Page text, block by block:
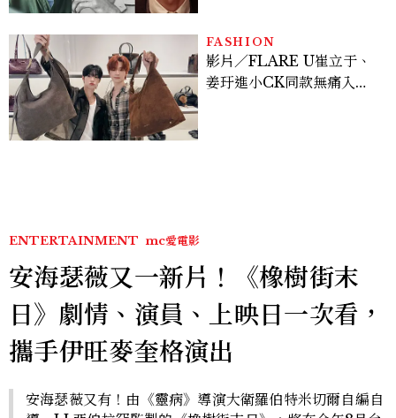
FASHION
影片／FLARE U崔立于、
姜玗進小CK同款無痛入
ENTERTAINMENT mc愛電影
安海瑟薇又一新片！《橡樹街末
日》劇情、演員、上映日一次看，
攜手伊旺麥奎格演出
安海瑟薇又有！由《靈病》導演大衛羅伯特米切爾自編自